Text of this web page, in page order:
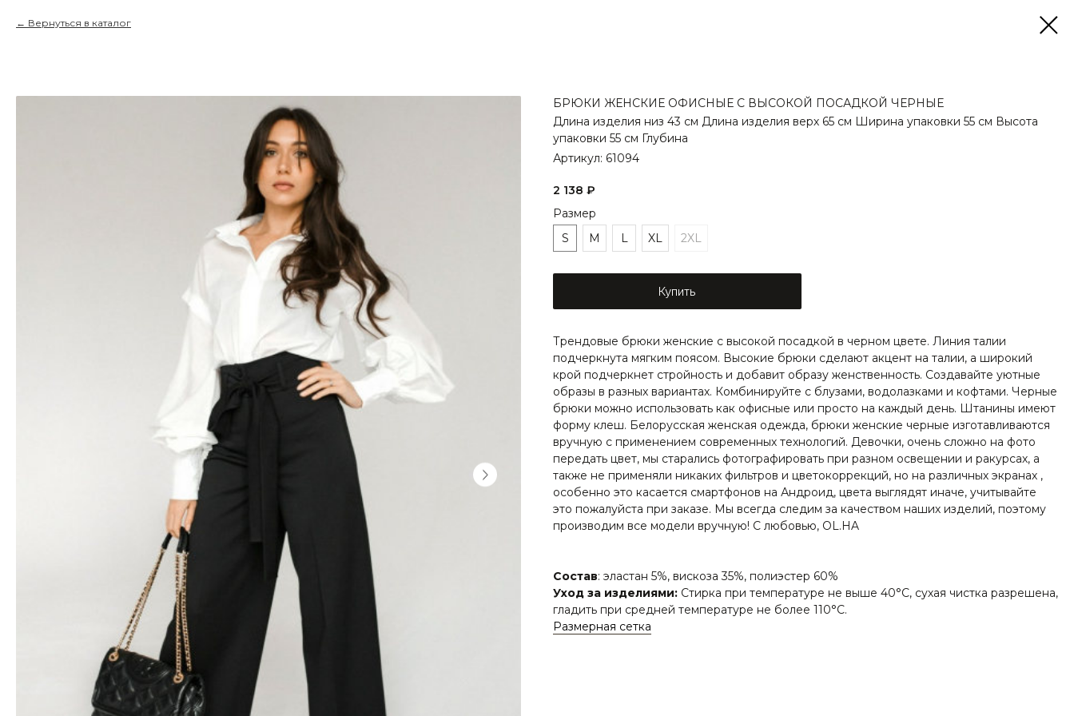
Вернуться в каталог
БРЮКИ ЖЕНСКИЕ ОФИСНЫЕ С ВЫСОКОЙ ПОСАДКОЙ ЧЕРНЫЕ
Длина изделия низ 43 см Длина изделия верх 65 см Ширина упаковки 55 см Высота
упаковки 55 см Глубина
Артикул: 61094
2 138 ₽
Размер
S
M L XL 2XL
Купить
Трендовые брюки женские с высокой посадкой в черном цвете. Линия талии
подчеркнута мягким поясом. Высокие брюки сделают акцент на талии, а широкий
крой подчеркнет стройность и добавит образу женственность. Создавайте уютные
образы в разных вариантах. Комбинируйте с блузами, водолазками и кофтами. Черные
брюки можно использовать как офисные или просто на каждый день. Штанины имеют
форму клеш. Белорусская женская одежда, брюки женские черные изготавливаются
вручную с применением современных технологий. Девочки, очень сложно на фото
передать цвет, мы старались фотографировать при разном освещении и ракурсах, а
также не применяли никаких фильтров и цветокоррекций, но на различных экранах ,
особенно это касается смартфонов на Андроид, цвета выглядят иначе, учитывайте
это пожалуйста при заказе. Мы всегда следим за качеством наших изделий, поэтому
производим все модели вручную! С любовью, OL.HA
Состав: эластан 5%, вискоза 35%, полиэстер 60%
Уход за изделиями: Стирка при температуре не выше 40°C, сухая чистка разрешена,
гладить при средней температуре не более 110°C.
Размерная сетка